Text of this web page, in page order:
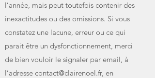
l’année, mais peut toutefois contenir des
inexactitudes ou des omissions. Si vous
constatez une lacune, erreur ou ce qui
parait être un dysfonctionnement, merci
de bien vouloir le signaler par email, à
l’adresse contact@clairenoel.fr, en